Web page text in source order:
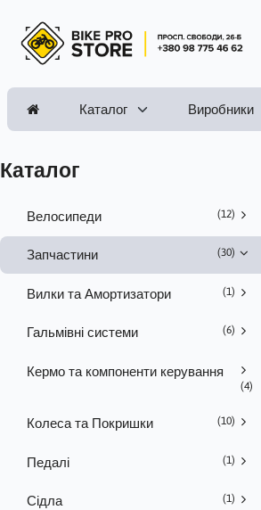
Каталог Виробники
Каталог
Велосипеди (12)
Запчастини (30)
Вилки та Амортизатори (1)
Гальмівні системи (6)
Кермо та компоненти керування
(4)
Колеса та Покришки (10)
Педалі (1)
Сідла (1)